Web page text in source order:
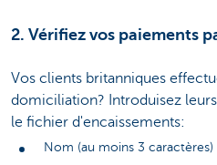
2. Vérifiez vos paiements
Vos clients britanniques
domiciliation? Introduisez leurs
le fichier d'encaissements:
Nom (au moins 3 caractères)